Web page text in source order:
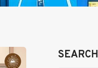
SEARCH